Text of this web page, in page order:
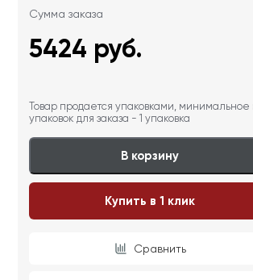
Сумма заказа
5424 руб.
Товар продается упаковками, минимальное
упаковок для заказа - 1 упаковка
В корзину
Купить в 1 клик
Сравнить